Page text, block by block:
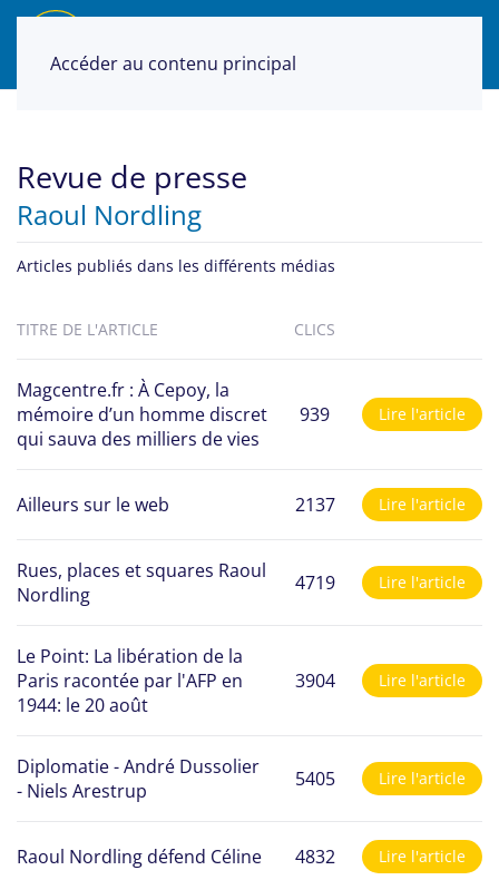
Accéder au contenu principal
Revue de presse
Raoul Nordling
Articles publiés dans les différents médias
TITRE DE L'ARTICLE CLICS
Magcentre.fr : À Cepoy, la
mémoire d’un homme discret
qui sauva des milliers de vies
939 Lire l'article
Ailleurs sur le web 2137 Lire l'article
Rues, places et squares Raoul
Nordling
4719 Lire l'article
Le Point: La libération de la
Paris racontée par l'AFP en
1944: le 20 août
3904 Lire l'article
Diplomatie - André Dussolier
- Niels Arestrup
5405 Lire l'article
Raoul Nordling défend Céline 4832 Lire l'article